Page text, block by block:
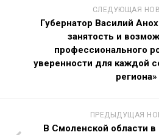
СЛЕДУЮЩАЯ
Губернатор Василий
занятость и
профессионального
уверенности для каждой
региона»
ПРЕДЫДУЩАЯ
В Смоленской области